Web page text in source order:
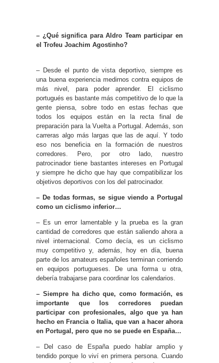
– ¿Qué significa para Aldro Team participar en
el Trofeu Joachim Agostinho?
– Desde el punto de vista deportivo, siempre es
una buena experiencia medirnos contra equipos de
más nivel, para poder aprender. El ciclismo
portugués es bastante más competitivo de lo que la
gente piensa, sobre todo en estas fechas que
todos los equipos están en la recta final de
preparación para la Vuelta a Portugal. Además, son
carreras algo más largas que las de aquí. Y todo
eso nos beneficia en la formación de nuestros
corredores. Pero, por otro lado, nuestro
patrocinador tiene bastantes intereses en Portugal
y siempre he dicho que hay que compatibilizar los
objetivos deportivos con los del patrocinador.
– De todas formas, se sigue viendo a Portugal
como un ciclismo inferior…
– Es un error lamentable y la prueba es la gran
cantidad de corredores que están saliendo ahora a
nivel internacional. Como decía, es un ciclismo
muy competitivo y, además, hoy en día, buena
parte de los amateurs españoles terminan corriendo
en equipos portugueses. De una forma u otra,
debería trabajarse para coordinar los calendarios.
– Siempre ha dicho que, como formación, es
importante que los corredores puedan
participar con profesionales, algo que ya han
hecho en Francia o Italia, que van a hacer ahora
en Portugal, pero que no se puede en España…
– Del caso de España puedo hablar amplio y
tendido porque lo viví en primera persona. Cuando